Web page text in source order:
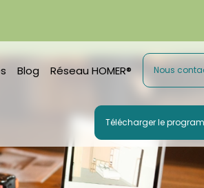
Blog Réseau HOMER® Nous
Télécharger le